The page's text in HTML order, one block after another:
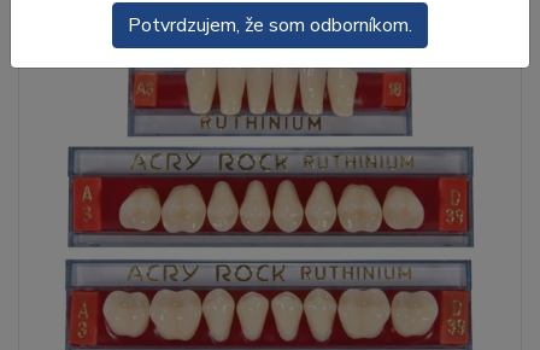
Potvrdzujem, že som odborníkom.